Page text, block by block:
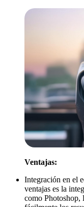
Ventajas:
Integración en el
ventajas es la
como Photoshop,